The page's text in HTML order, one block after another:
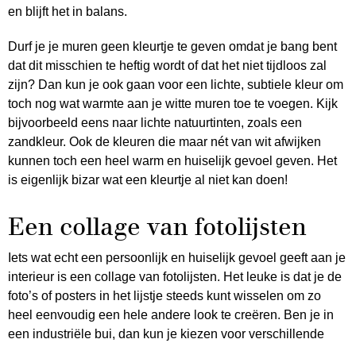
en blijft het in balans.
Durf je je muren geen kleurtje te geven omdat je bang bent
dat dit misschien te heftig wordt of dat het niet tijdloos zal
zijn? Dan kun je ook gaan voor een lichte, subtiele kleur om
toch nog wat warmte aan je witte muren toe te voegen. Kijk
bijvoorbeeld eens naar lichte natuurtinten, zoals een
zandkleur. Ook de kleuren die maar nét van wit afwijken
kunnen toch een heel warm en huiselijk gevoel geven. Het
is eigenlijk bizar wat een kleurtje al niet kan doen!
Een collage van fotolijsten
Iets wat echt een persoonlijk en huiselijk gevoel geeft aan je
interieur is een collage van fotolijsten. Het leuke is dat je de
foto’s of posters in het lijstje steeds kunt wisselen om zo
heel eenvoudig een hele andere look te creëren. Ben je in
een industriële bui, dan kun je kiezen voor verschillende